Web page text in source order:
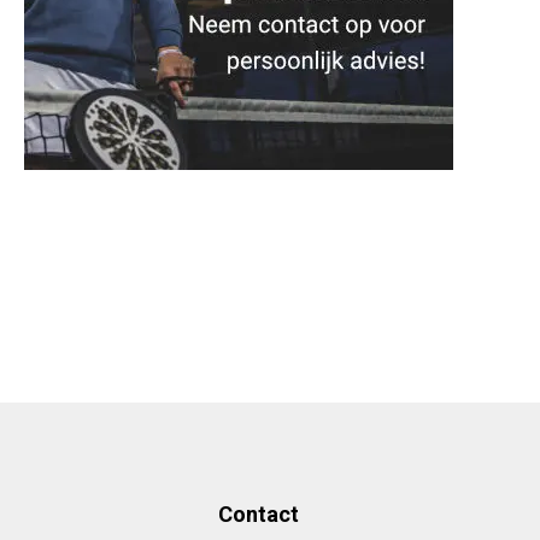
de
productpagina
Contact